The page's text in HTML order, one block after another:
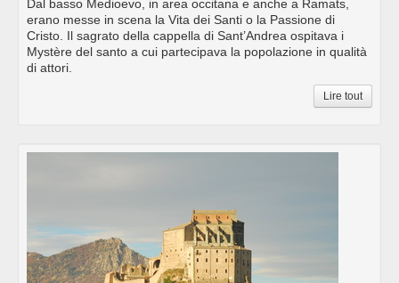
Dal basso Medioevo, in area occitana e anche a Ramats,
erano messe in scena la Vita dei Santi o la Passione di
Cristo. Il sagrato della cappella di Sant’Andrea ospitava i
Mystère del santo a cui partecipava la popolazione in qualità
di attori.
Lire tout